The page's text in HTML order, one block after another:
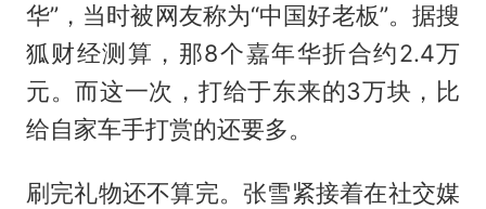
华”，当时被网友称为“中国好老板”。据搜
狐财经测算，那8个嘉年华折合约2.4万
元。而这一次，打给于东来的3万块，比
给自家车手打赏的还要多。
刷完礼物还不算完。张雪紧接着在社交媒